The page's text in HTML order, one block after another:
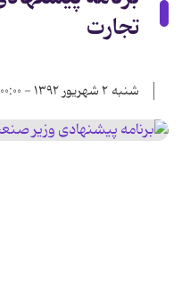
تجارت
شنبه ۲ شهریور ۱۳۹۲ - ۰۰:۰۰